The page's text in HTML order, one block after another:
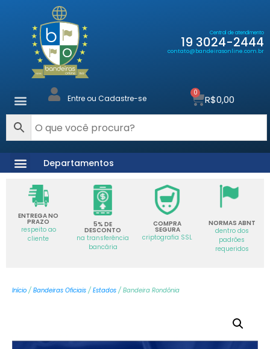
Central de atendimento
19 3024-2444
contato@bandeirasonline.com.br
Entre ou Cadastre-se R$0,00
0
Departamentos
ENTREGA NO
PRAZO
respeito ao
cliente
5% DE
DESCONTO
na transferência
bancária
COMPRA
SEGURA
criptografia SSL
NORMAS ABNT
dentro dos
padrões
requeridos
Início / Bandeiras Oficiais / Estados / Bandeira Rondônia